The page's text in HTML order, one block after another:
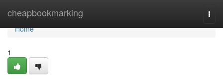
cheapbookmarking
Home
Home
1